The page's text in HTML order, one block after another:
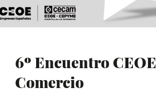
6º Encuentro CEOE
Comercio